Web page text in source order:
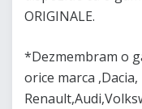
ORIGINALE.
*Dezmembram o
orice marca ,Dacia,